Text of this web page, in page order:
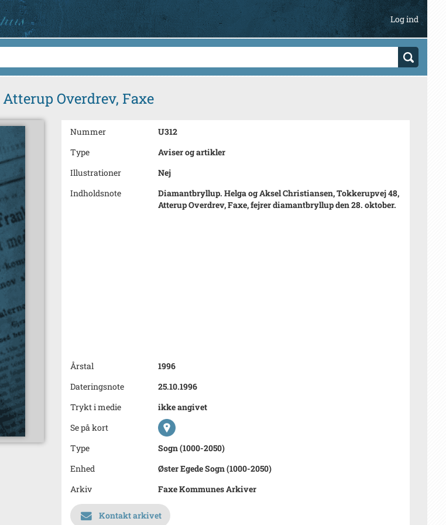
Log ind
Overdrev, Faxe
Nummer
U312
Type
Aviser og artikler
Illustrationer
Nej
Indholdsnote
Diamantbryllup. Helga og Aksel Christiansen, Tokkerupvej 48,
Atterup Overdrev, Faxe, fejrer diamantbryllup den 28. oktober.
Årstal
1996
Dateringsnote
25.10.1996
Trykt i medie
ikke angivet
Se på kort
Type
Sogn (1000-2050)
Enhed
Øster Egede Sogn (1000-2050)
Arkiv
Faxe Kommunes Arkiver
Kontakt arkivet